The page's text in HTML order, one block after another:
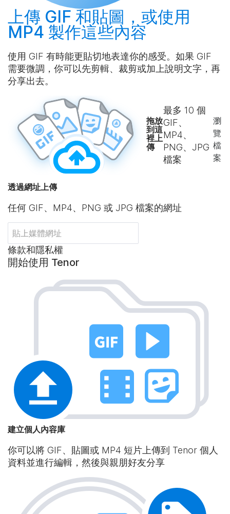
上傳 GIF 和貼圖，或使用
MP4 製作這些內容
使用 GIF 有時能更貼切地表達你的感受。如果 GIF
需要微調，你可以先剪輯、裁剪或加上說明文字，再
分享出去。
拖放
到這
裡上
傳
最多10 個
GIF、
MP4、
PNG、JPG
檔案
瀏
覽
檔
案
透過網址上傳
任何 GIF、MP4、PNG 或 JPG 檔案的網址
條款和隱私權
開始使用 Tenor
建立個人內容庫
你可以將 GIF、貼圖或 MP4 短片上傳到 Tenor 個人
資料並進行編輯，然後與親朋好友分享